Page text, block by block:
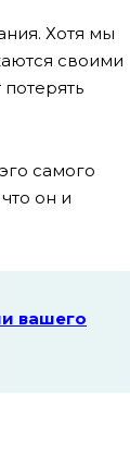
Хотя мы
своими
самого
он и
вашего